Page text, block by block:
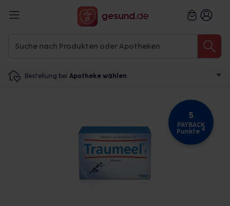
Bestellung bei Apotheke wählen
5
PAYBACK
Punkte 4